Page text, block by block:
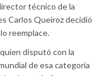
técnico de la
Carlos Queiroz decidió
reemplace.
disputó con la
de esa categoría